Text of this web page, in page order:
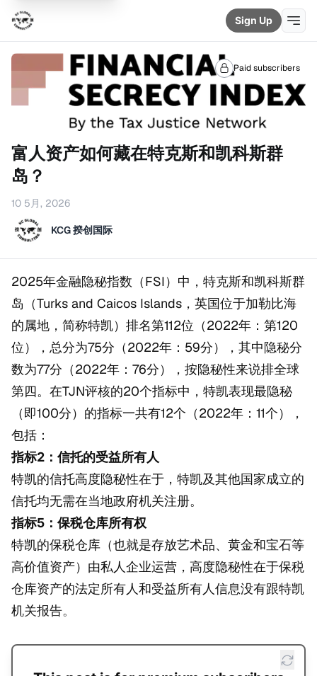
Sign Up
Paid subscribers
富人资产如何藏在特克斯和凯科斯群
岛？
10 5月, 2026
KCG 揆创国际
2025年金融隐秘指数（FSI）中，特克斯和凯科斯群
岛（Turks and Caicos Islands，英国位于加勒比海
的属地，简称特凯）排名第112位（2022年：第120
位），总分为75分（2022年：59分），其中隐秘分
数为77分（2022年：76分），按隐秘性来说排全球
第四。在TJN评核的20个指标中，特凯表现最隐秘
（即100分）的指标一共有12个（2022年：11个），
包括：
指标2：信托的受益所有人
特凯的信托高度隐秘性在于，特凯及其他国家成立的
信托均无需在当地政府机关注册。
指标5：保税仓库所有权
特凯的保税仓库（也就是存放艺术品、黄金和宝石等
高价值资产）由私人企业运营，高度隐秘性在于保税
仓库资产的法定所有人和受益所有人信息没有跟特凯
机关报告。